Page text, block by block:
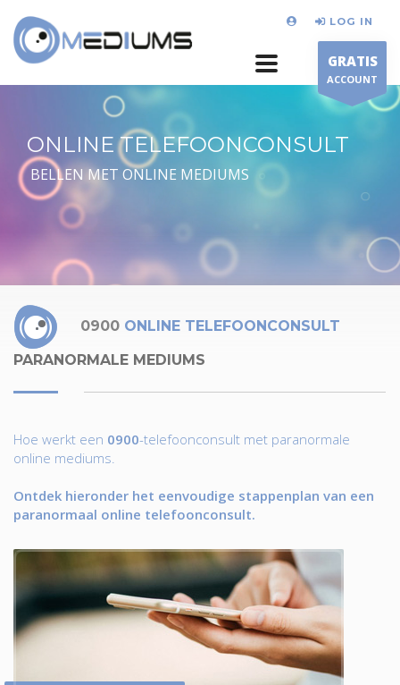
LOG IN
GRATIS
ACCOUNT
ONLINE TELEFOONCONSULT
BELLEN MET ONLINE MEDIUMS
0900 ONLINE TELEFOONCONSULT
PARANORMALE MEDIUMS
Hoe werkt een 0900-telefoonconsult met paranormale
online mediums.
Ontdek hieronder het eenvoudige stappenplan van een
paranormaal online telefoonconsult.